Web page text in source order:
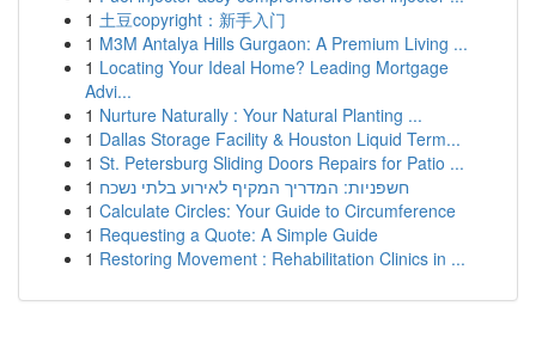
1 土豆copyright：新手入门
1 M3M Antalya Hills Gurgaon: A Premium Living ...
1 Locating Your Ideal Home? Leading Mortgage
Advi...
1 Nurture Naturally : Your Natural Planting ...
1 Dallas Storage Facility & Houston Liquid Term...
1 St. Petersburg Sliding Doors Repairs for Patio ...
1 חשפניות: המדריך המקיף לאירוע בלתי נשכח
1 Calculate Circles: Your Guide to Circumference
1 Requesting a Quote: A Simple Guide
1 Restoring Movement : Rehabilitation Clinics in ...